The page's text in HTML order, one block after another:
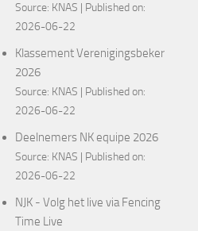
Source: KNAS
Published on:
2026-06-22
Klassement Verenigingsbeker
2026
Source: KNAS
Published on:
2026-06-22
Deelnemers NK equipe 2026
Source: KNAS
Published on:
2026-06-22
NJK - Volg het live via Fencing
Time Live